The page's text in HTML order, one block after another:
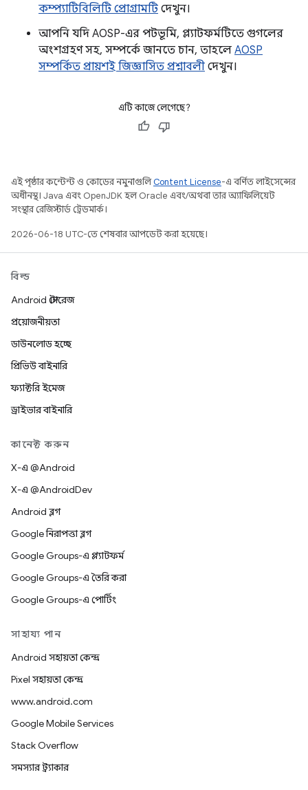
কম্প্যাটিবিলিটি প্রোগ্রামটি দেখুন।
আপনি যদি AOSP-এর পটভূমি, প্ল্যাটফর্মটিতে গুগলের
অংশগ্রহণ সহ, সম্পর্কে জানতে চান, তাহলে AOSP
সম্পর্কিত প্রায়শই জিজ্ঞাসিত প্রশ্নাবলী দেখুন।
এটি কাজে লেগেছে?
এই পৃষ্ঠার কন্টেন্ট ও কোডের নমুনাগুলিContent License-এ বর্ণিত লাইসেন্সের
অধীনস্থ। Java এবং OpenJDK হল Oracle এবং/অথবা তার অ্যাফিলিয়েট
সংস্থার রেজিস্টার্ড ট্রেডমার্ক।
2026-06-18 UTC-তে শেষবার আপডেট করা হয়েছে।
বিল্ড
Android স্টোরেজ
প্রয়োজনীয়তা
ডাউনলোড হচ্ছে
প্রিভিউ বাইনারি
ফ্যাক্টরি ইমেজ
ড্রাইভার বাইনারি
কানেক্ট করুন
X-এ @Android
X-এ @AndroidDev
Android ব্লগ
Google নিরাপত্তা ব্লগ
Google Groups-এ প্ল্যাটফর্ম
Google Groups-এ তৈরি করা
Google Groups-এ পোর্টিং
সাহায্য পান
Android সহায়তা কেন্দ্র
Pixel সহায়তা কেন্দ্র
www.android.com
Google Mobile Services
Stack Overflow
সমস্যার ট্র্যাকার